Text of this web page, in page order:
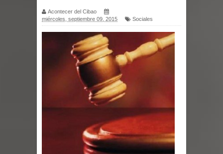
Acontecer del Cibao
miércoles, septiembre 09, 2015
Sociales